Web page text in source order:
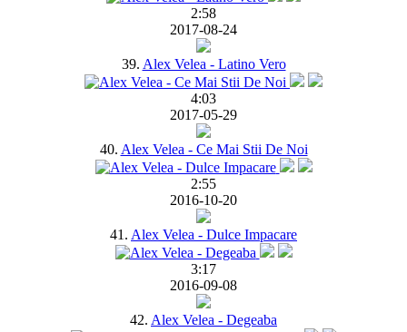
2:58
2017-08-24
39. Alex Velea - Latino Vero
4:03
2017-05-29
40. Alex Velea - Ce Mai Stii De Noi
2:55
2016-10-20
41. Alex Velea - Dulce Impacare
3:17
2016-09-08
42. Alex Velea - Degeaba